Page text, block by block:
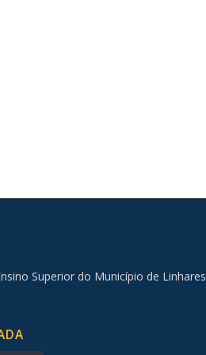
Superior do Município de Linhares